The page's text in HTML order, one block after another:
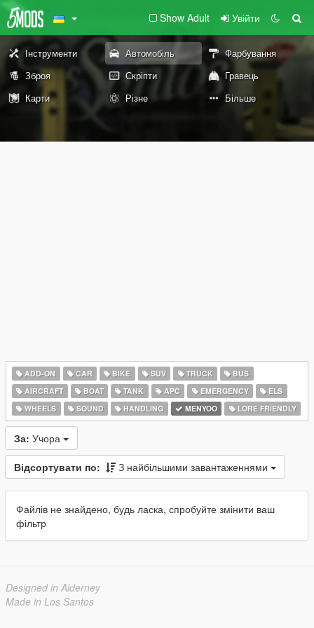
Show Adult Увійти
Інструменти Автомобіль
Фарбування
Зброя
Скріпти
Гравець
Карти
Різне Більше
ADD-ON CAR BIKE SUV TRUCK
BUS
AIRCRAFT
BOAT TANK APC EMERGENCY
ELS
WHEELS
SOUND HANDLING MENYOO LORE FRIENDLY
За: Учора
Відсортувати по: З найбільшими завантаженнями
Файлів не знайдено, будь ласка, спробуйте змінити ваш
фільтр
Designed in Alderney
Made in Los Santos